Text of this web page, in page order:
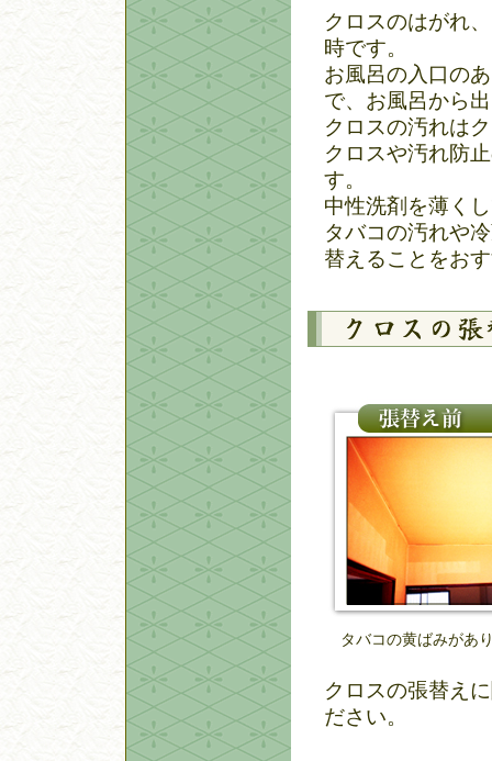
クロスのはがれ
時です。
お風呂の入口の
で、お風呂から
クロスの汚れは
クロスや汚れ防
す。
中性洗剤を薄く
タバコの汚れや
替えることをお
タバコの黄ばみがあ
クロスの張替え
ださい。